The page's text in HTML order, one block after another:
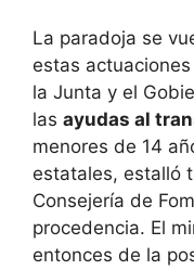
La paradoja se
estas
la Junta y el
las ayudas al
menores de 14
estatales, estalló
Consejería de
procedencia. El
entonces de la